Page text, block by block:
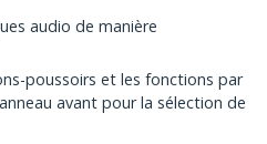
audio de manière
poussoirs et les fonctions par
avant pour la sélection de